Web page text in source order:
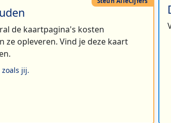
de kaartpagina's kosten
ze opleveren. Vind je deze kaart
jij.